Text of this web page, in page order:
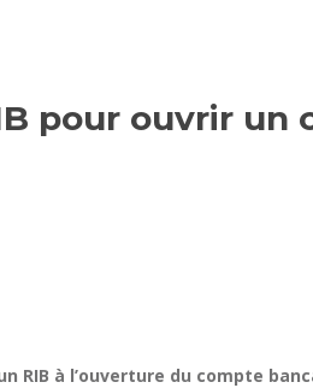
pour ouvrir un
RIB à l’ouverture du compte